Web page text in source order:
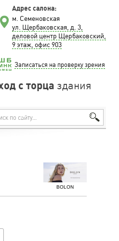
Адрес салона:
м. Семеновская
ул. Щербаковская, д. 3,
деловой центр Щербаковский,
9 этаж, офис 903
Записаться на проверку зрения
с торца здания
BOLON